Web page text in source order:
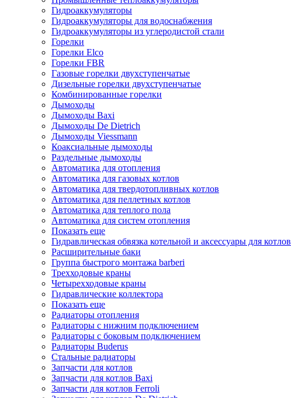
Гидроаккумуляторы
Гидроаккумуляторы для водоснабжения
Гидроаккумуляторы из углеродистой стали
Горелки
Горелки Elco
Горелки FBR
Газовые горелки двухступенчатые
Дизельные горелки двухступенчатые
Комбинированные горелки
Дымоходы
Дымоходы Baxi
Дымоходы De Dietrich
Дымоходы Viessmann
Коаксиальные дымоходы
Раздельные дымоходы
Автоматика для отопления
Автоматика для газовых котлов
Автоматика для твердотопливных котлов
Автоматика для пеллетных котлов
Автоматика для теплого пола
Автоматика для систем отопления
Показать еще
Гидравлическая обвязка котельной и аксессуары для котлов
Расширительные баки
Группа быстрого монтажа barberi
Трехходовые краны
Четырехходовые краны
Гидравлические коллектора
Показать еще
Радиаторы отопления
Радиаторы с нижним подключением
Радиаторы с боковым подключением
Радиаторы Buderus
Стальные радиаторы
Запчасти для котлов
Запчасти для котлов Baxi
Запчасти для котлов Ferroli